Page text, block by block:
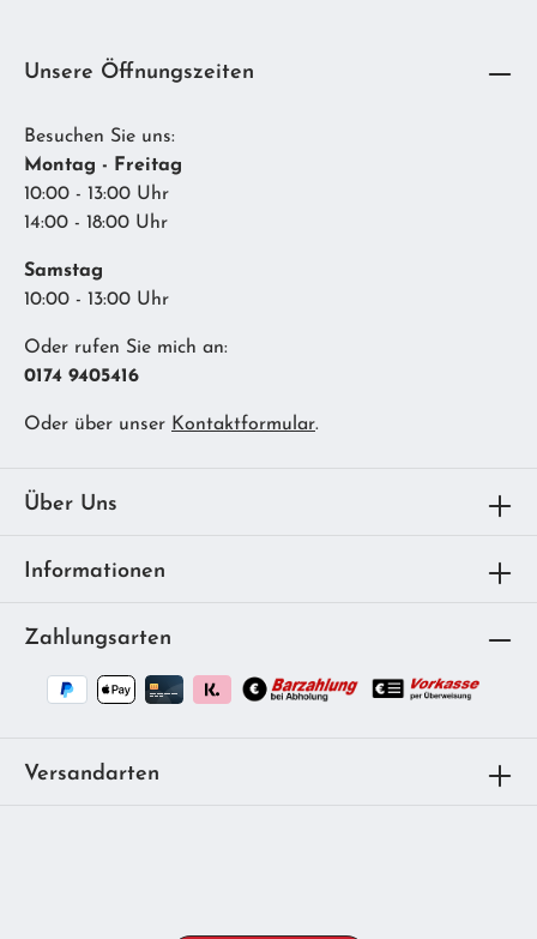
Unsere Öffnungszeiten
Besuchen Sie uns:
Montag - Freitag
10:00 - 13:00 Uhr
14:00 - 18:00 Uhr
Samstag
10:00 - 13:00 Uhr
Oder rufen Sie mich an:
0174 9405416
Oder über unser Kontaktformular.
Über Uns
Informationen
Zahlungsarten
Versandarten